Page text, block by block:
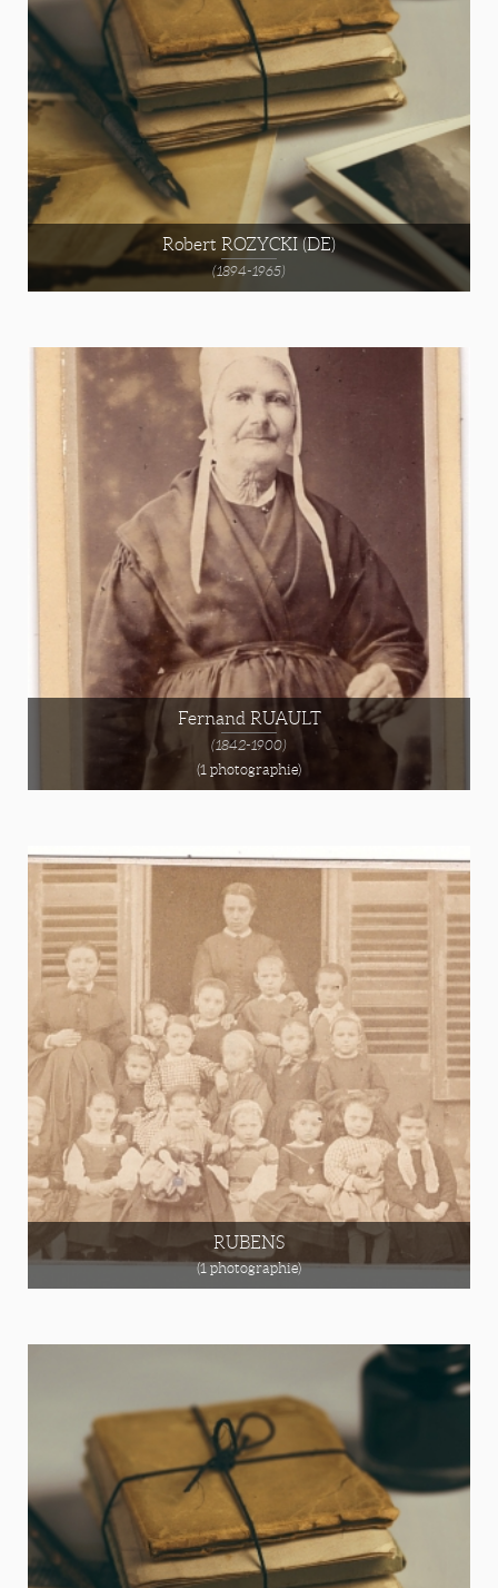
Robert ROZYCKI (DE)
(1894-1965)
Fernand RUAULT
(1842-1900)
(1 photographie)
RUBENS
(1 photographie)